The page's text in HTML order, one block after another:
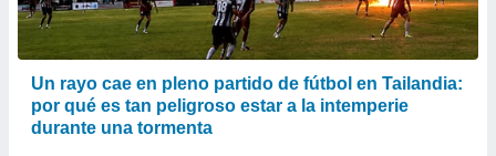
Un rayo cae en pleno partido de fútbol en Tailandia:
por qué es tan peligroso estar a la intemperie
durante una tormenta